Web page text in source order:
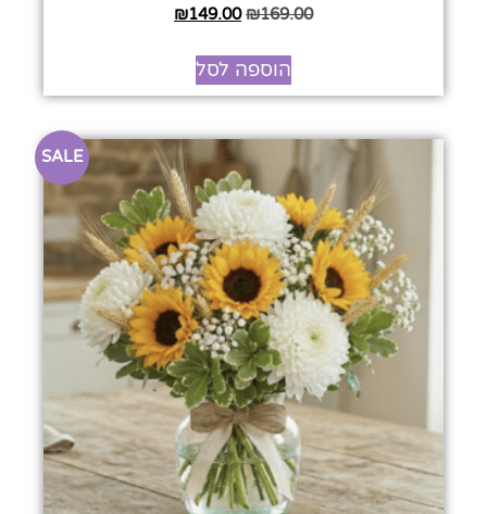
₪169.00
₪149.00
הוספה לסל
SALE